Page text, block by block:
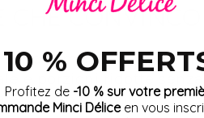
semplici aneddoti.
e porzioni ridotte
spesso più potente di
10 %
Profitez de -10 % sur votre
Minci Déliceen vous